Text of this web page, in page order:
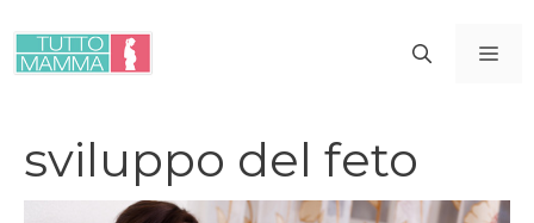
contenuto
sviluppo del feto